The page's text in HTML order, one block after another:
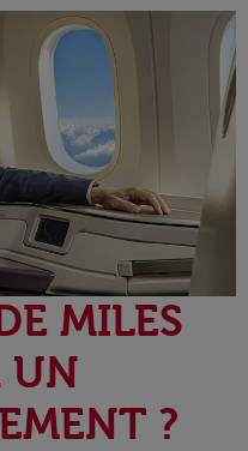
MILES
UN
?